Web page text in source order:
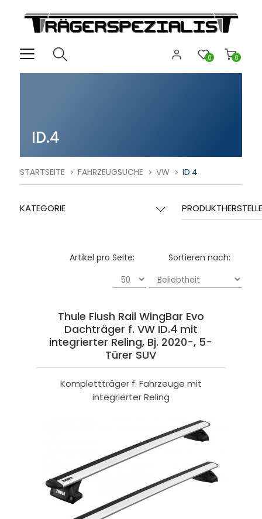
0
0
ID.4
STARTSEITE FAHRZEUGSUCHE VW ID.4
KATEGORIE
Sortieren nach:
Artikel pro Seite:
Thule Flush Rail WingBar Evo
Dachträger f. VW ID.4 mit
integrierter Reling, Bj. 2020-, 5-
Türer SUV
Komplettträger f. Fahrzeuge mit
integrierter Reling